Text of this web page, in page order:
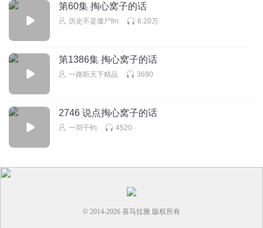
第60集 掏心窝子的话
历史不是僵尸fm 6.20万
第1386集 掏心窝子的话
一路听天下精品 3690
2746 说点掏心窝子的话
一羽千钧 4520
© 2014-2026 喜马拉雅 版权所有